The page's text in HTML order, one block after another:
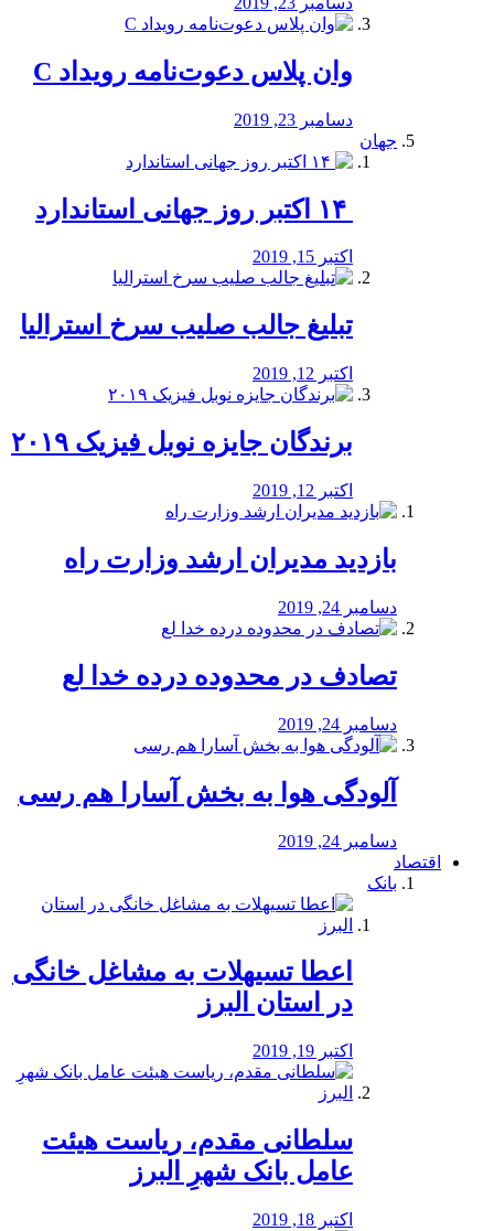
وان پلاس دعوت‌نامه رویداد C
دسامبر 23, 2019
جهان
اکتبر 15, 2019
تبلیغ جالب صلیب سرخ استرالیا
اکتبر 12, 2019
برندگان جایزه نوبل فیزیک ۲۰۱۹
اکتبر 12, 2019
بازدید مدیران ارشد وزارت راه
دسامبر 24, 2019
تصادف در محدوده درده خدا لع
دسامبر 24, 2019
آلودگی هوا به بخش آسارا هم رسی
دسامبر 24, 2019
اقتصاد
بانک
️اعطا تسیهلات به مشاغل خانگی
در استان البرز
اکتبر 19, 2019
سلطانی مقدم، ریاست هیئت
عامل بانک شهرِ البرز
اکتبر 18, 2019